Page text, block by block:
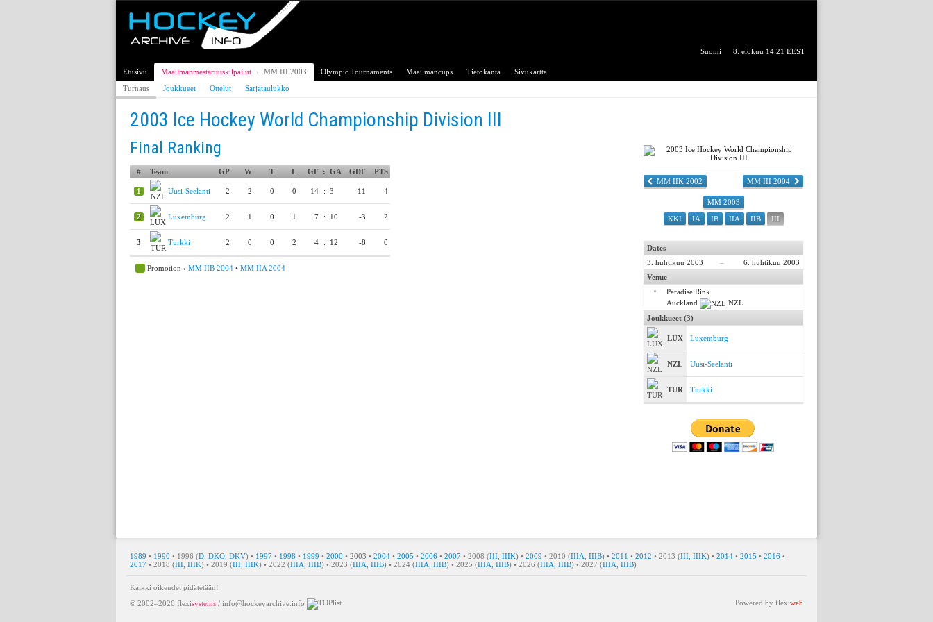
Suomi 8. elokuu 14.21 EEST
Etusivu Maailmanmestaruuskilpailut › MM III 2003 Olympic Tournaments Maailmancups Tietokanta
Sivukartta
Turnaus
Joukkueet Ottelut Sarjataulukko
2003 Ice Hockey World Championship Division III
Final Ranking
# Team GP W T L GF : GA GDF PTS
1 Uusi-Seelanti 2 2 0 0 14 : 3 11 4
2 Luxemburg 2 1 0 1 7 : 10 -3 2
3 Turkki 2 0 0 2 4 : 12 -8 0
Promotion › MM IIB 2004 • MM IIA 2004
MM IIK 2002 MM III 2004
MM 2003
KKI
IA IB IIA IIB III
Dates
3. huhtikuu 2003
–
6. huhtikuu 2003
Venue
Paradise Rink
Auckland
NZL
Joukkueet (3)
LUX Luxemburg
NZL Uusi-Seelanti
TUR Turkki
1989 • 1990 • 1996 (D DKO DKV) • 1997 • 1998 • 1999 • 2000 • 2003 • 2004 • 2005 • 2006 • 2007 • 2008 (III IIIK) • 2009 • 2010 (IIIA IIIB) • 2011 • 2012 • 2013 (III IIIK) • 2014 • 2015 • 2016 •
2017 • 2018 (III IIIK) • 2019 (III IIIK) • 2022 (IIIA IIIB) • 2023 (IIIA IIIB) • 2024 (IIIA IIIB) • 2025 (IIIA IIIB) • 2026 (IIIA IIIB) • 2027 (IIIA IIIB)
Kaikki oikeudet pidätetään!
© 2002–2026 flexisystems / info@hockeyarchive.info Powered by flexiweb